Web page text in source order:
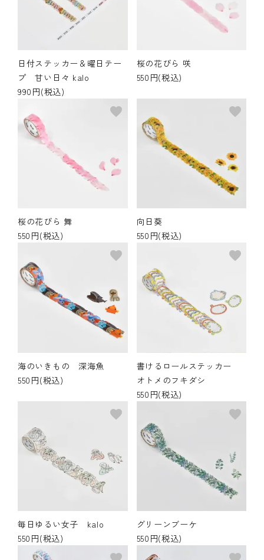
日付ステッカー＆曜日テー
プ 甘い日々 kalo
990円(税込)
桜の花びら 咲
550円(税込)
桜の花びら 舞
550円(税込)
favorite
向日葵
550円(税込)
favorite
海のいきもの 深海魚
550円(税込)
favorite
書けるロールステッカー
オトメのフキダシ
550円(税込)
favorite
毎日ゆるい女子 kalo
550円(税込)
favorite
グリーンブーケ
550円(税込)
favorite